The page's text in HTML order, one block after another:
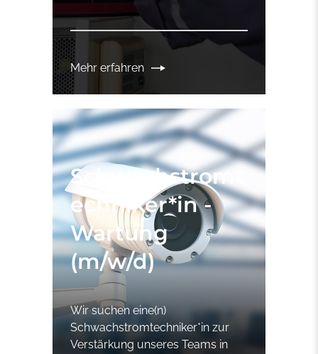
Mehr erfahren
Schwachstromt
echniker*in -
Wartung
(m/w/d)
Wir suchen eine(n)
Schwachstromtechniker*in zur
Verstärkung unseres Teams in